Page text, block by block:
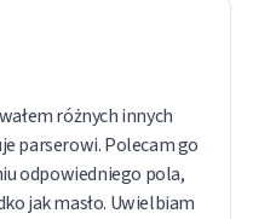
różnych innych
parserowi. Polecam go
odpowiedniego pola,
jak masło. Uwielbiam